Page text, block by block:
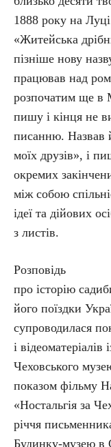
1888 року на
«Житейська
пізніше нову
працював над
розпочатим ще
пишу і кінця не
писанню. Назвав
моїх друзів», і
окремих
між собою
ідеї та дійових
з листів.
Розповідь
про історію
його поїздки
супроводилася
і відеоматеріалів
Чеховського
показом фільму
«Ностальгія за
річчя
Будинку-музею в